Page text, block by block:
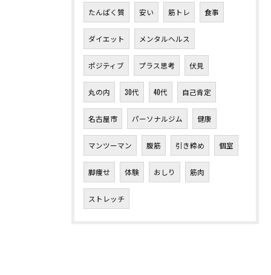
たんぱく質 安い 筋トレ 食事
ダイエット メンタルヘルス
ポジティブ プラス思考 伏見
丸の内 30代 40代 自己肯定
名古屋市 パーソナルジム 健康
マンツーマン 腹筋 引き締め 個室
脚痩せ 体験 おしり 筋肉
ストレッチ